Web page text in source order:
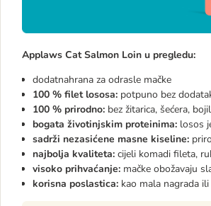
Applaws Cat Salmon Loin u pregledu:
dodatnahrana za odrasle mačke
100 % filet lososa: potpuno bez
100 % prirodno: bez žitarica, šećera,
bogata životinjskim proteinima: losos
sadrži nezasićene masne kiseline:
najbolja kvaliteta: cijeli komadi fileta,
visoko prihvaćanje: mačke obožavaju
korisna poslastica: kao mala nagrada